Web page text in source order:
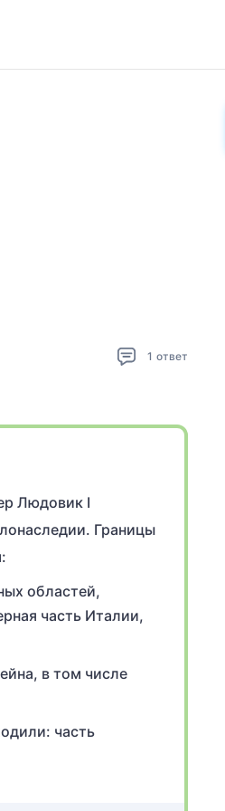
1 ответ
Людовик I
Границы
областей,
часть Италии,
в том числе
часть